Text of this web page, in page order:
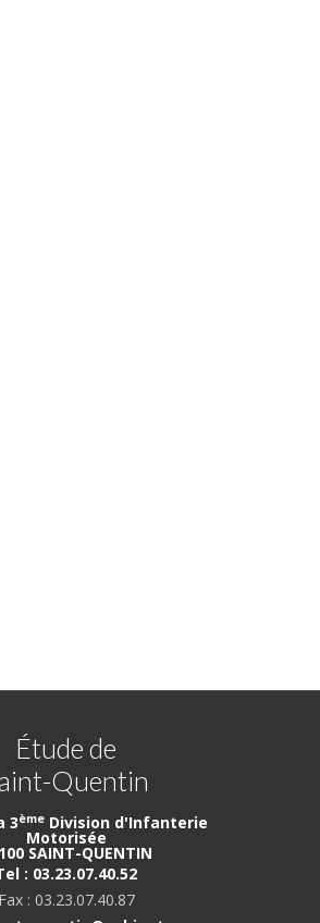
Étude de
Quentin
3ème Division d'Infanterie
Motorisée
SAINT-QUENTIN
: 03.23.07.40.52
Fax : 03.23.07.40.87